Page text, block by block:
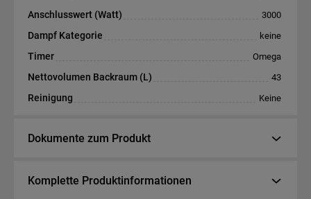
Anschlusswert (Watt) 3000
Dampf Kategorie keine
Timer Omega
Nettovolumen Backraum (L) 43
Reinigung Keine
Dokumente zum Produkt
Komplette Produktinformationen